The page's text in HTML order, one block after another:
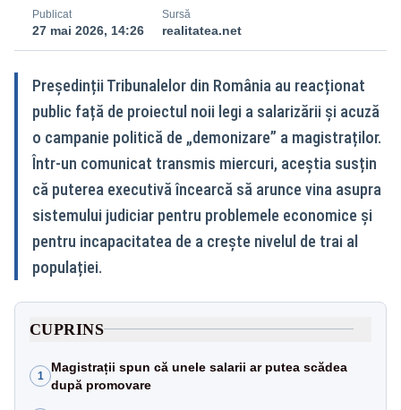
Publicat
27 mai 2026, 14:26
Sursă
realitatea.net
Președinții Tribunalelor din România au reacționat
public față de proiectul noii legi a salarizării și acuză
o campanie politică de „demonizare” a magistraților.
Într-un comunicat transmis miercuri, aceștia susțin
că puterea executivă încearcă să arunce vina asupra
sistemului judiciar pentru problemele economice și
pentru incapacitatea de a crește nivelul de trai al
populației.
CUPRINS
1
Magistrații spun că unele salarii ar putea scădea
după promovare